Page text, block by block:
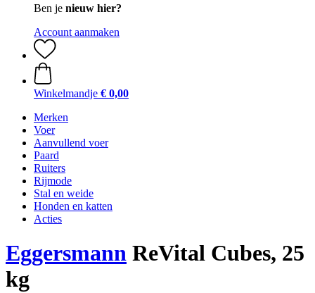
Ben je nieuw hier?
Account aanmaken
Winkelmandje € 0,00
Merken
Voer
Aanvullend voer
Paard
Ruiters
Rijmode
Stal en weide
Honden en katten
Acties
Eggersmann ReVital Cubes, 25
kg